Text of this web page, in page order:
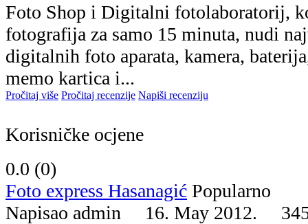
Foto Shop i Digitalni fotolaboratorij,
fotografija za samo 15 minuta, nudi
digitalnih foto aparata, kamera,
memo kartica i...
Pročitaj više Pročitaj recenzije Napiši recenziju
Korisničke ocjene
0.0 (0)
Foto express Hasanagić Popularno
Napisao admin 16. May 2012.